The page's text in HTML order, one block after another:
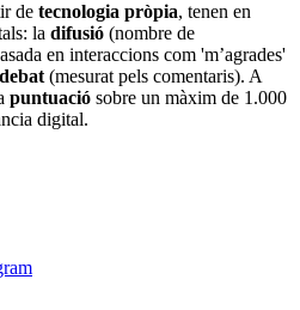
de tecnologia pròpia, tenen en
la difusió (nombre de
en interaccions com 'm’agrades'
(mesurat pels comentaris). A
puntuació sobre un màxim de 1.000
digital.